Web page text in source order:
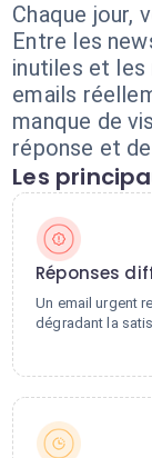
Chaque jour,
Entre les
inutiles et
emails
manque de
réponse et
Les
Réponses
Un email urgent
dégradant la